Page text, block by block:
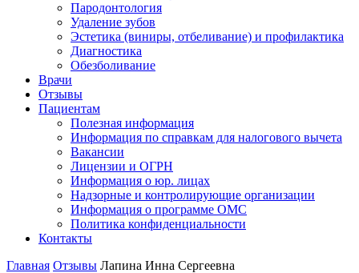
Пародонтология
Удаление зубов
Эстетика (виниры, отбеливание) и профилактика
Диагностика
Обезболивание
Врачи
Отзывы
Пациентам
Полезная информация
Информация по справкам для налогового вычета
Вакансии
Лицензии и ОГРН
Информация о юр. лицах
Надзорные и контролирующие организации
Информация о программе ОМС
Политика конфиденциальности
Контакты
Главная Отзывы Лапина Инна Сергеевна